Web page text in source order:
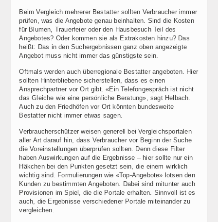
Beim Vergleich mehrerer Bestatter sollten Verbraucher immer
prüfen, was die Angebote genau beinhalten. Sind die Kosten
für Blumen, Trauerfeier oder den Hausbesuch Teil des
Angebotes? Oder kommen sie als Extrakosten hinzu? Das
heißt: Das in den Suchergebnissen ganz oben angezeigte
Angebot muss nicht immer das günstigste sein.
Oftmals werden auch überregionale Bestatter angeboten. Hier
sollten Hinterbliebene sicherstellen, dass es einen
Ansprechpartner vor Ort gibt. «Ein Telefongespräch ist nicht
das Gleiche wie eine persönliche Beratung», sagt Helbach.
Auch zu den Friedhöfen vor Ort könnten bundesweite
Bestatter nicht immer etwas sagen.
Verbraucherschützer weisen generell bei Vergleichsportalen
aller Art darauf hin, dass Verbraucher vor Beginn der Suche
die Voreinstellungen überprüfen sollten. Denn diese Filter
haben Auswirkungen auf die Ergebnisse – hier sollte nur ein
Häkchen bei den Punkten gesetzt sein, die einem wirklich
wichtig sind. Formulierungen wie «Top-Angebote» lotsen den
Kunden zu bestimmten Angeboten. Dabei sind mitunter auch
Provisionen im Spiel, die die Portale erhalten. Sinnvoll ist es
auch, die Ergebnisse verschiedener Portale miteinander zu
vergleichen.